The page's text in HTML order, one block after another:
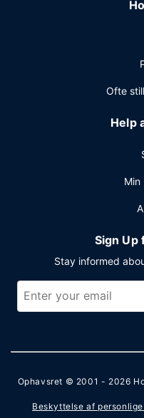
Gæsterne har blandt
renseri/vaskeservice.
kvadratmeter til
og mødelokaler. Gæster
retur mod et
findes desuden på stedet.
Ofte
Help
Min
Sign
Stay informed
Ophavsret © 2001 - 2026
Beskyttelse af